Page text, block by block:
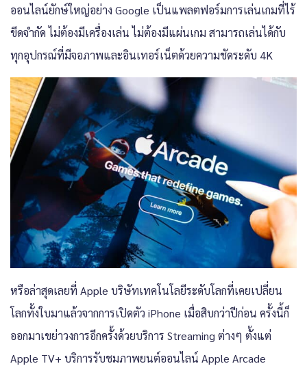
ออนไลน์ยักษ์ใหญ่อย่าง Google เป็นแพลตฟอร์มการเล่นเกมที่ไร้
ขีดจำกัด ไม่ต้องมีเครื่องเล่น ไม่ต้องมีแผ่นเกม สามารถเล่นได้กับ
ทุกอุปกรณ์ที่มีจอภาพและอินเทอร์เน็ตด้วยความชัดระดับ 4K
หรือล่าสุดเลยที่ Apple บริษัทเทคโนโลยีระดับโลกที่เคยเปลี่ยน
โลกทั้งใบมาแล้วจากการเปิดตัว iPhone เมื่อสิบกว่าปีก่อน ครั้งนี้ก็
ออกมาเขย่าวงการอีกครั้งด้วยบริการ Streaming ต่างๆ ตั้งแต่
Apple TV+ บริการรับชมภาพยนต์ออนไลน์​ Apple Arcade